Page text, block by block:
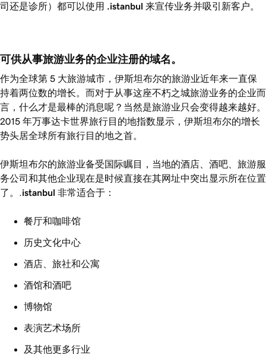
司还是诊所）都可以使用 .istanbul 来宣传业务并吸引新客户。
可供从事旅游业务的企业注册的域名。
作为全球第 5 大旅游城市，伊斯坦布尔的旅游业近年来一直保
持着两位数的增长。而对于从事这座不朽之城旅游业务的企业而
言，什么才是最棒的消息呢？当然是旅游业只会变得越来越好。
2015 年万事达卡世界旅行目的地指数显示，伊斯坦布尔的增长
势头居全球所有旅行目的地之首。
伊斯坦布尔的旅游业备受国际瞩目，当地的酒店、酒吧、旅游服
务公司和其他企业现在是时候直接在其网址中突出显示所在位置
了。. istanbul 非常适合于：
餐厅和咖啡馆
历史文化中心
酒店、旅社和公寓
酒馆和酒吧
博物馆
表演艺术场所
及其他更多行业